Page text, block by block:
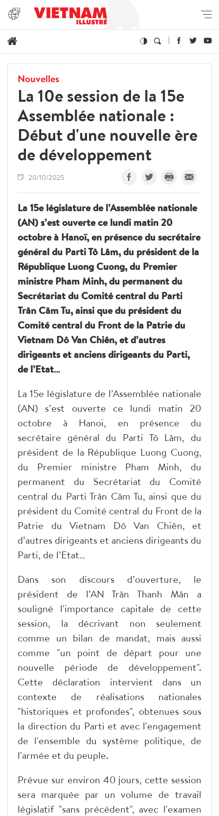
Nouvelles
La 10e session de la 15e
Assemblée nationale :
Début d'une nouvelle ère
de développement
20/10/2025
La 15e législature de l’Assemblée nationale
(AN) s’est ouverte ce lundi matin 20
octobre à Hanoï, en présence du secrétaire
général du Parti Tô Lâm, du président de la
République Luong Cuong, du Premier
ministre Pham Minh, du permanent du
Secrétariat du Comité central du Parti
Trân Câm Tu, ainsi que du président du
Comité central du Front de la Patrie du
Vietnam Dô Van Chiên, et d’autres
dirigeants et anciens dirigeants du Parti,
de l’Etat…
La 15e législature de l’Assemblée nationale
(AN) s’est ouverte ce lundi matin 20
octobre à Hanoï, en présence du
secrétaire général du Parti Tô Lâm, du
président de la République Luong Cuong,
du Premier ministre Pham Minh, du
permanent du Secrétariat du Comité
central du Parti Trân Câm Tu, ainsi que du
président du Comité central du Front de la
Patrie du Vietnam Dô Van Chiên, et
d’autres dirigeants et anciens dirigeants du
Parti, de l’Etat…
Dans son discours d’ouverture, le
président de l’AN Trân Thanh Mân a
souligné l'importance capitale de cette
session, la décrivant non seulement
comme un bilan de mandat, mais aussi
comme "un point de départ pour une
nouvelle période de développement".
Cette déclaration intervient dans un
contexte de réalisations nationales
"historiques et profondes", obtenues sous
la direction du Parti et avec l'engagement
de l'ensemble du système politique, de
l'armée et du peuple.
Prévue sur environ 40 jours, cette session
sera marquée par un volume de travail
législatif "sans précédent", avec l'examen